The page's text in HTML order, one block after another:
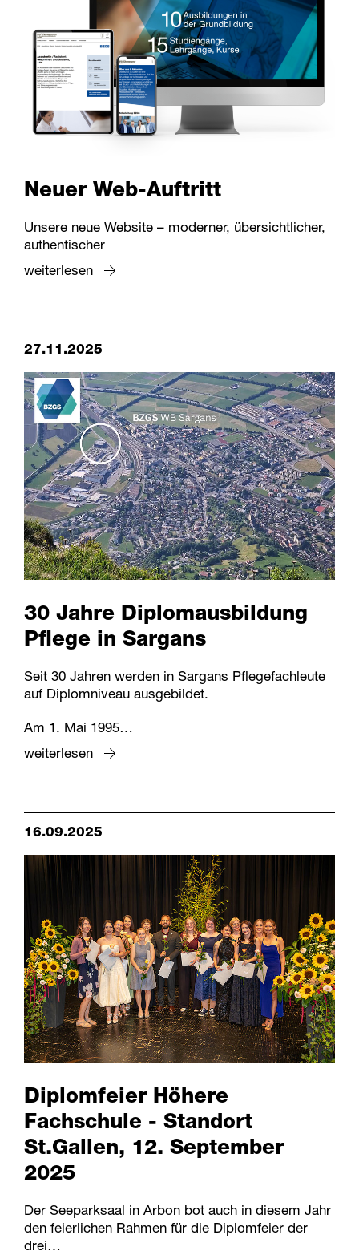
Neuer Web-Auftritt
Unsere neue Website – moderner, übersichtlicher,
authentischer
weiterlesen
27.11.2025
30 Jahre Diplomausbildung
Pflege in Sargans
Seit 30 Jahren werden in Sargans Pflegefachleute
auf Diplomniveau ausgebildet.
Am 1. Mai 1995…
weiterlesen
16.09.2025
Diplomfeier Höhere
Fachschule - Standort
St.Gallen, 12. September
2025
Der Seeparksaal in Arbon bot auch in diesem Jahr
den feierlichen Rahmen für die Diplomfeier der
drei…